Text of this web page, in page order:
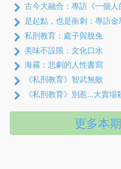
古今大融合：專訪《一個
是起點，也是衝刺：專訪
私刑教育：處子與脫兔
美味不設限：文化口水
海霧：悲劇的人性書寫
《私刑教育》智武無敵
《私刑教育》別惹…大賣場
更多本